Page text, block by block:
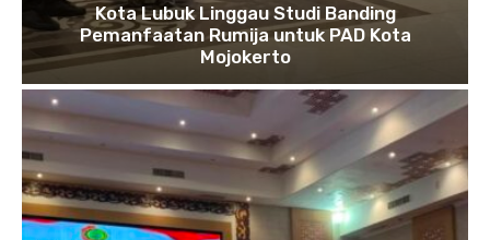
Kota Lubuk Linggau Studi Banding
Pemanfaatan Rumija untuk PAD Kota
Mojokerto